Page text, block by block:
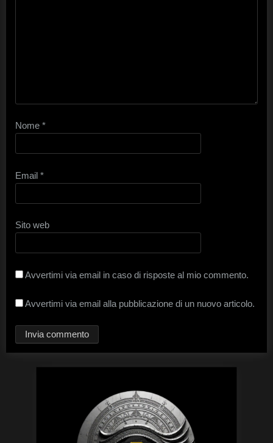
Nome *
Email *
Sito web
Avvertimi via email in caso di risposte al mio commento.
Avvertimi via email alla pubblicazione di un nuovo articolo.